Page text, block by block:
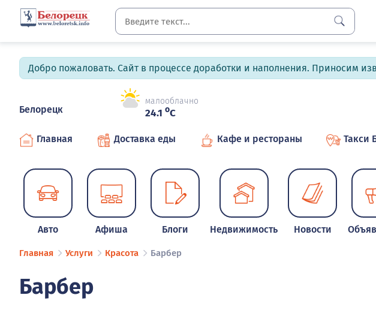
Добро пожаловать. Сайт в процессе доработки и наполнения. Приносим
Белорецк
малооблачно
24.1 oC
Главная Доставка еды Кафе и рестораны Такси
Авто Афиша Блоги Недвижимость Новости
Главная Услуги Красота Барбер
Барбер